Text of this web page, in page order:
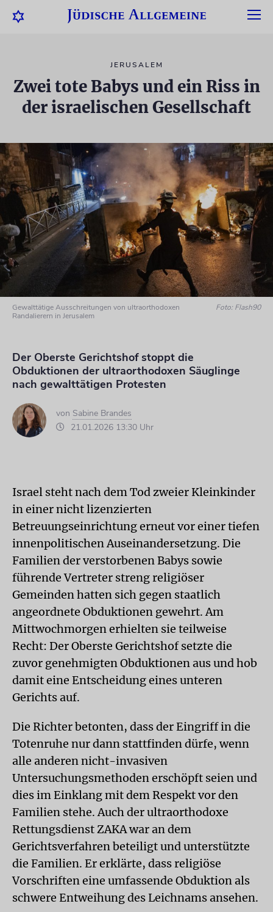
JERUSALEM
Zwei tote Babys und ein Riss in
der israelischen Gesellschaft
Gewalttätige Ausschreitungen von ultraorthodoxen
Randalierern in Jerusalem
Foto: Flash90
Der Oberste Gerichtshof stoppt die
Obduktionen der ultraorthodoxen Säuglinge
nach gewalttätigen Protesten
von Sabine Brandes
21.01.2026 13:30 Uhr
Israel steht nach dem Tod zweier Kleinkinder
in einer nicht lizenzierten
Betreuungseinrichtung erneut vor einer tiefen
innenpolitischen Auseinandersetzung. Die
Familien der verstorbenen Babys sowie
führende Vertreter streng religiöser
Gemeinden hatten sich gegen staatlich
angeordnete Obduktionen gewehrt. Am
Mittwochmorgen erhielten sie teilweise
Recht: Der Oberste Gerichtshof setzte die
zuvor genehmigten Obduktionen aus und hob
damit eine Entscheidung eines unteren
Gerichts auf.
Die Richter betonten, dass der Eingriff in die
Totenruhe nur dann stattfinden dürfe, wenn
alle anderen nicht-invasiven
Untersuchungsmethoden erschöpft seien und
dies im Einklang mit dem Respekt vor den
Familien stehe. Auch der ultraorthodoxe
Rettungsdienst ZAKA war an dem
Gerichtsverfahren beteiligt und unterstützte
die Familien. Er erklärte, dass religiöse
Vorschriften eine umfassende Obduktion als
schwere Entweihung des Leichnams ansehen.